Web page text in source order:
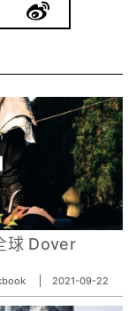
球 Dover
2021-09-22